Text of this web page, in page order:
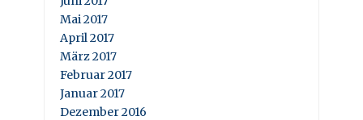
Mai 2017
April 2017
März 2017
Februar 2017
Januar 2017
Dezember 2016